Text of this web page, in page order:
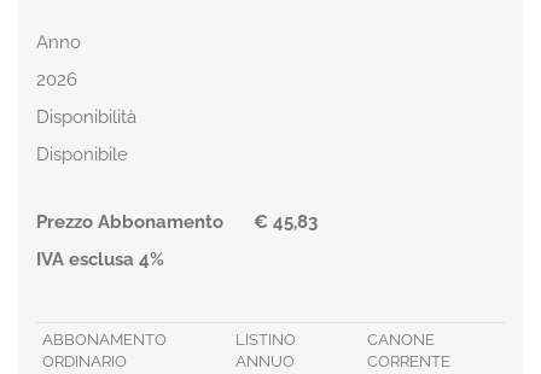
Anno
2026
Disponibilità
Disponibile
Prezzo Abbonamento
€ 45,83
IVA esclusa 4%
ABBONAMENTO
ORDINARIO
LISTINO
ANNUO
CANONE
CORRENTE